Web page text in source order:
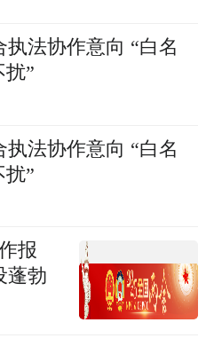
法协作意向 “白名
扰”
法协作意向 “白名
扰”
报
蓬勃